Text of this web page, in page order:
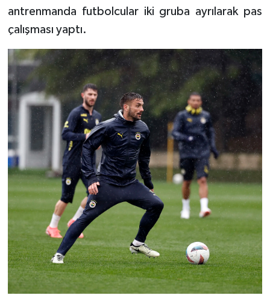
antrenmanda futbolcular iki gruba ayrılarak pas
çalışması yaptı.